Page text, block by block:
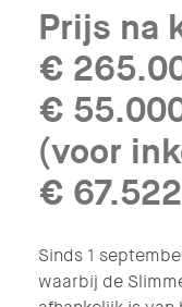
Prijs na
€
€
(voor
€
Sinds 1
waarbij de